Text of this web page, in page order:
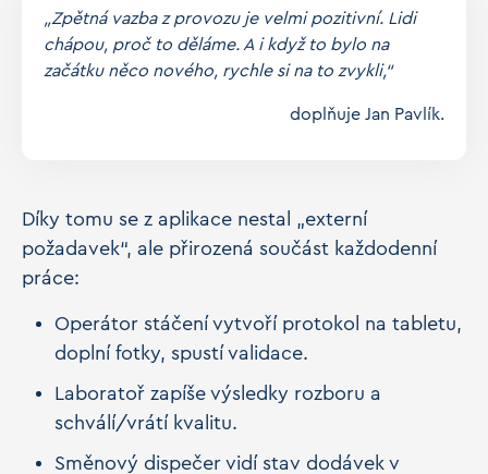
„Zpětná vazba z provozu je velmi pozitivní. Lidi
chápou, proč to děláme. A i když to bylo na
začátku něco nového, rychle si na to zvykli,“
doplňuje Jan Pavlík.
Díky tomu se z aplikace nestal „externí
požadavek“, ale přirozená součást každodenní
práce:
Operátor stáčení vytvoří protokol na tabletu,
doplní fotky, spustí validace.
Laboratoř zapíše výsledky rozboru a
schválí/vrátí kvalitu.
Směnový dispečer vidí stav dodávek v